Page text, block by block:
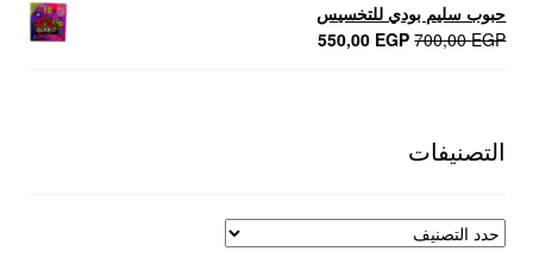
600,00 EGP.
520,00 EGP.
حبوب سليم بودي للتخسيس
700,00EGP
السعر550,00 EGP
السعر
التصنيفات